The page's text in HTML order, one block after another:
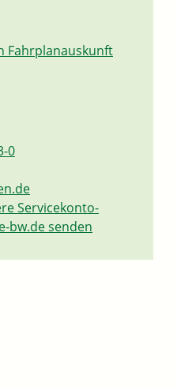
Fahrplanauskunft
0
Servicekonto-
bw.de senden